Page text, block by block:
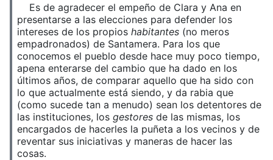
Es de agradecer el empeño de Clara y Ana en
presentarse a las elecciones para defender los
intereses de los propios habitantes (no meros
empadronados) de Santamera. Para los que
conocemos el pueblo desde hace muy poco tiempo,
apena enterarse del cambio que ha dado en los
últimos años, de comparar aquello que ha sido con
lo que actualmente está siendo, y da rabia que
(como sucede tan a menudo) sean los detentores de
las instituciones, los gestores de las mismas, los
encargados de hacerles la puñeta a los vecinos y de
reventar sus iniciativas y maneras de hacer las
cosas.